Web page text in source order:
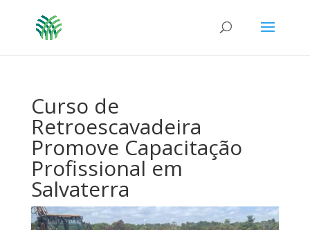
Curso de
Retroescavadeira
Promove Capacitação
Profissional em
Salvaterra